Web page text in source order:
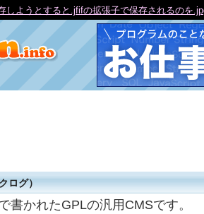
ログ）
書かれたGPLの汎用CMSです。
しようとすると.jfifの拡張子で保存されるのを